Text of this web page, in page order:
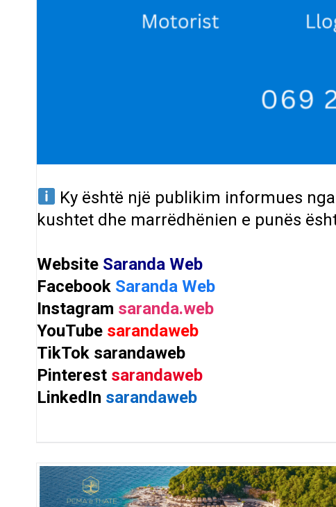
Ky është një publikim informues nga
kushtet dhe marrëdhënien e punës
Website Saranda Web
Facebook Saranda Web
Instagram saranda.web
YouTube sarandaweb
TikTok sarandaweb
Pinterest sarandaweb
LinkedIn sarandaweb